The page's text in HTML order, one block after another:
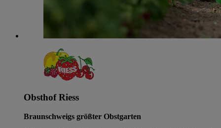
Obsthof Riess
Braunschweigs größter Obstgarten